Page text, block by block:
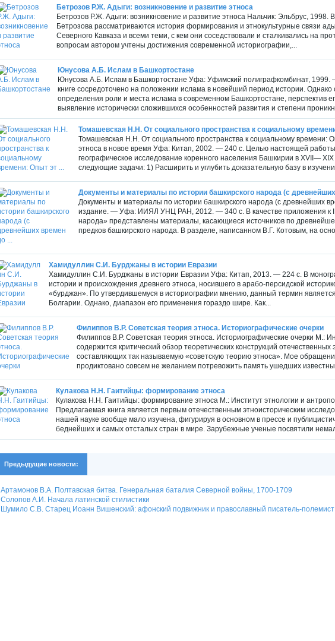
Бетрозов Р.Ж. Адыги: возникновение и развитие этноса
Бетрозов Р.Ж. Адыги: возникновение и развитие этноса Нальчик: Эльбрус, 1998. В
Бетрозова рассматриваются история формирования и этнокультурные связи
Северного Кавказа и всеми теми, с кем они соседствовали и сталкивались на
вопросам автором учтены достижения современной историографии,...
Юнусова А.Б. Ислам в Башкортостане
Юнусова А.Б. Ислам в Башкортостане Уфа: Уфимский полиграфкомбинат, 1999.
книге сосредоточено на положении ислама в новейший период истории.
определения роли и места ислама в современном Башкортостане, перспектив
выявление исторически сложившихся особенностей развития и степени
Томашевская Н.Н. От социального пространства к социальному
Томашевская Н.Н. От социального пространства к социальному времени:
этноса в новое время Уфа: Китап, 2002. — 240 с. Целью настоящей работы
географическое исследование коренного населения Башкирии в XVII—
следующие задачи: 1) Расширить и углубить доказательную базу в
Документы и материалы по истории башкирского народа (с
Документы и материалы по истории башкирского народа (с древнейших
издание. — Уфа: ИИЯЛ УНЦ РАН, 2012. — 340 с. В качестве приложения к I
народа» представлены материалы, касающиеся источников по
предков башкирского народа. В разделе, написанном В.Г. Котовым, на
Хамидуллин С.И. Бурджаны в истории Евразии
Хамидуллин С.И. Бурджаны в истории Евразии Уфа: Китап, 2013. — 224 с. В
истории и происхождения древнего этноса, носившего в арабо-персидской
«бурджан». По утвердившемуся в историографии мнению, данный термин
Болгарии. Однако, диапазон его применения гораздо шире. Как...
Филиппов В.Р. Советская теория этноса. Историографические очерки
Филиппов В.Р. Советская теория этноса. Историографические очерки М.:
содержится критический обзор теоретических конструкций отечественных
составляющих так называемую «советскую теорию этноса». Мое
продиктовано совсем не желанием потревожить память ушедших
Кулакова Н.Н. Гаитийцы: формирование этноса
Кулакова Н.Н. Гаитийцы: формирование этноса М.: Институт этнологии и
Предлагаемая книга является первым отечественным этноисторическим
нашей науке вообще мало изучена, фигурируя в основном в прессе и
беднейших и самых отсталых стран в мире. Зарубежные ученые посвятили
Предыдущие новости:
Артамонов В.А. Полтавская битва. Генеральная баталия Северной войны, 1700-1709
Солопов А.И. Начала латинской стилистики
Шумило С.В. Старец Иоанн Вишенский: афонский подвижник и православный писатель-полемист